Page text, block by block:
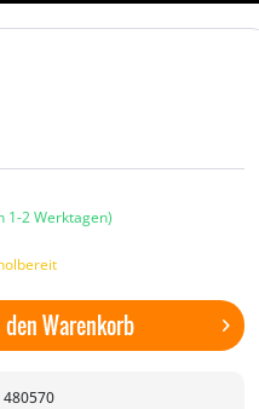
1-2 Werktagen)
denWarenkorb
480570